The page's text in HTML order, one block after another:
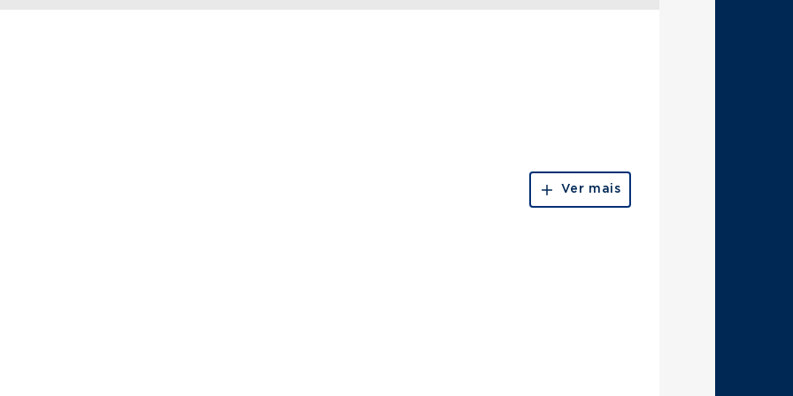
Ver mais